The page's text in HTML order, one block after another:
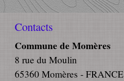
Contacts
Commune de Momères
8 rue du Moulin
65360 Momères - FRANCE